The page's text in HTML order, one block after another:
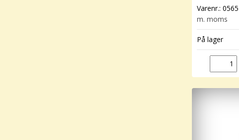
Varenr.:
m. moms
På lager